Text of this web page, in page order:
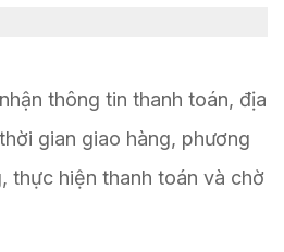
thông tin thanh toán, địa
gian giao hàng, phương
thực hiện thanh toán và chờ